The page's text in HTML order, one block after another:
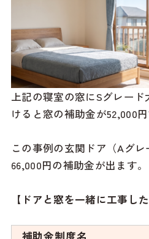
上記の寝室の窓にSグレー
けると窓の補助金が52,000円
この事例の玄関ドア（Aグ
66,000円の補助金が出ます。
【ドアと窓を一緒に工事し